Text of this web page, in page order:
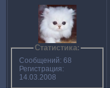
Статистика:
Сообщений: 68
Регистрация:
14.03.2008